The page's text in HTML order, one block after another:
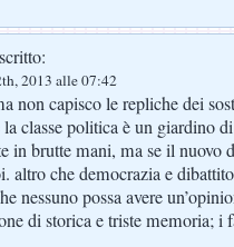
2013 alle 07:42
non capisco le repliche dei
la classe politica è un giardino
in brutte mani, ma se il nuovo
altro che democrazia e
nessuno possa avere
di storica e triste memoria; i